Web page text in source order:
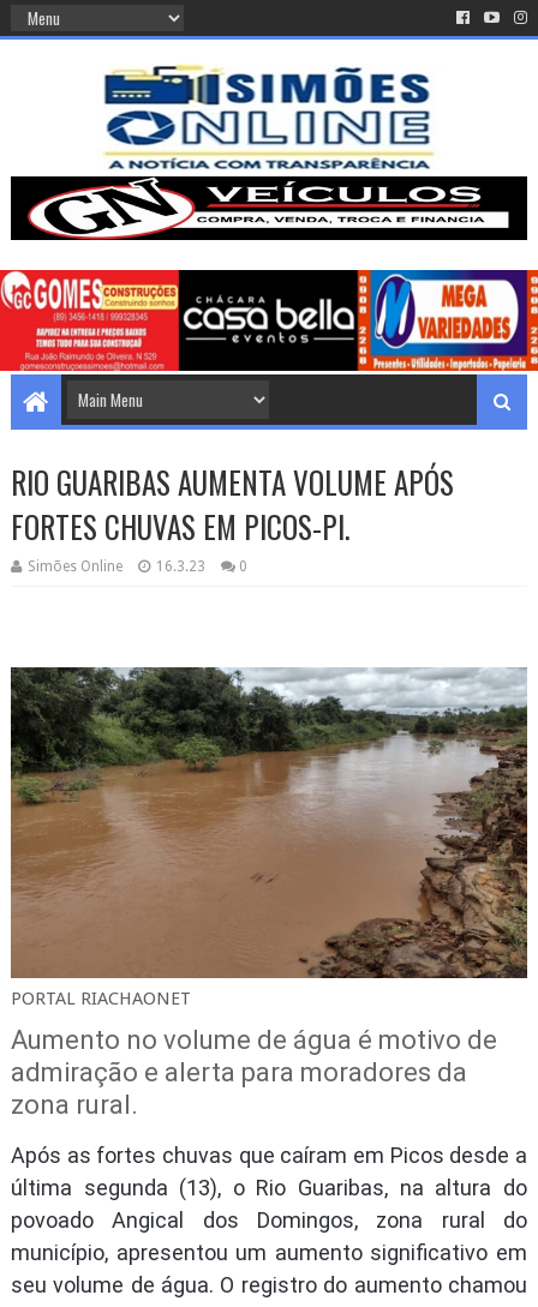
RIO GUARIBAS AUMENTA VOLUME APÓS
FORTES CHUVAS EM PICOS-PI.
Simões Online 16.3.23 0
PORTAL RIACHAONET
Aumento no volume de água é motivo de
admiração e alerta para moradores da
zona rural.
Após as fortes chuvas que caíram em Picos desde a
última segunda (13), o Rio Guaribas, na altura do
povoado Angical dos Domingos, zona rural do
município, apresentou um aumento significativo em
seu volume de água. O registro do aumento chamou